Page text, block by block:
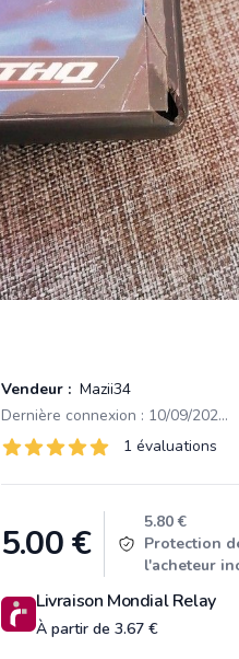
Vendeur : Mazii34
Dernière connexion : 10/09/2025 21:55
Évaluations
1 sur 5 étoiles 1 évaluations
Product information
5.00€
5.80 €
Protection
l'acheteur
Livraison Mondial Relay
À partir de 3.67 €